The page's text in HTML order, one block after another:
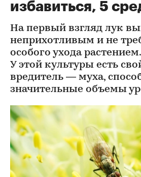
избавиться, 5
На первый взгляд лук
неприхотливым и не
особого ухода
У этой культуры есть
вредитель — муха,
значительные объемы